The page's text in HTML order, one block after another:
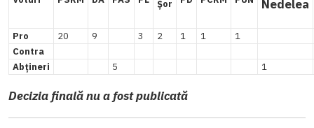
Șor Nedelea
Pro 20 9 3 2 1 1
1
Contra
Abțineri
5 1
Decizia finală nu a fost publicată